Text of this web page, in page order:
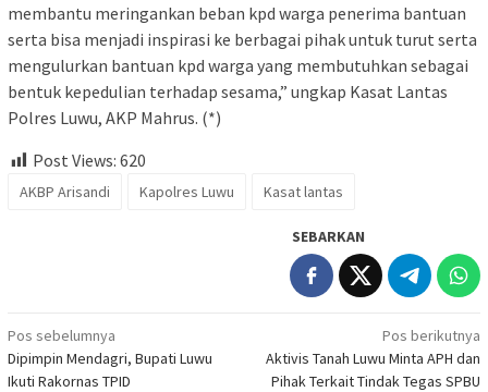
membantu meringankan beban kpd warga penerima bantuan
serta bisa menjadi inspirasi ke berbagai pihak untuk turut serta
mengulurkan bantuan kpd warga yang membutuhkan sebagai
bentuk kepedulian terhadap sesama,” ungkap Kasat Lantas
Polres Luwu, AKP Mahrus. (*)
Post Views: 620
AKBP Arisandi Kapolres Luwu Kasat lantas
SEBARKAN
Navigasi
pos
Pos sebelumnya
Dipimpin Mendagri, Bupati Luwu
Ikuti Rakornas TPID
Pos berikutnya
Aktivis Tanah Luwu Minta APH dan
Pihak Terkait Tindak Tegas SPBU